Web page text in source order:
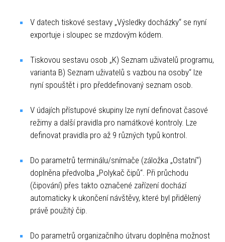
V datech tiskové sestavy „Výsledky docházky“ se nyní
exportuje i sloupec se mzdovým kódem.
Tiskovou sestavu osob „K) Seznam uživatelů programu,
varianta B) Seznam uživatelů s vazbou na osoby“ lze
nyní spouštět i pro předdefinovaný seznam osob.
V údajích přístupové skupiny lze nyní definovat časové
režimy a další pravidla pro namátkové kontroly. Lze
definovat pravidla pro až 9 různých typů kontrol.
Do parametrů terminálu/snímače (záložka „Ostatní“)
doplněna předvolba „Polykač čipů“. Při průchodu
(čipování) přes takto označené zařízení dochází
automaticky k ukončení návštěvy, které byl přidělený
právě použitý čip.
Do parametrů organizačního útvaru doplněna možnost